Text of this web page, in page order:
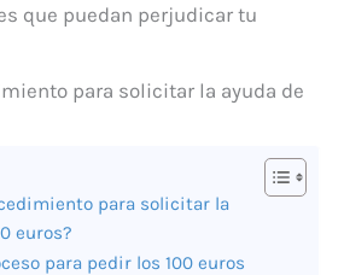
que puedan perjudicar tu
para solicitar la ayuda de
para solicitar la
euros?
para pedir los 100 euros